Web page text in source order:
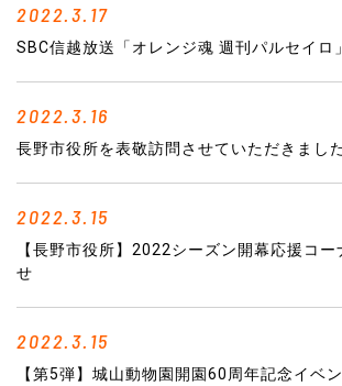
2022.3.17
SBC信越放送「オレンジ魂 週刊パルセイロ
2022.3.16
長野市役所を表敬訪問させていただきまし
2022.3.15
【長野市役所】2022シーズン開幕応援コー
せ
2022.3.15
【第5弾】城山動物園開園60周年記念イベ